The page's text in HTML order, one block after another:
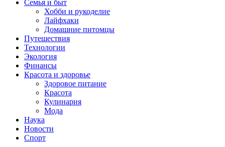
Семья и быт
Хобби и рукоделие
Лайфхаки
Домашние питомцы
Путешествия
Технологии
Экология
Финансы
Красота и здоровье
Здоровое питание
Красота
Кулинария
Мода
Наука
Новости
Спорт